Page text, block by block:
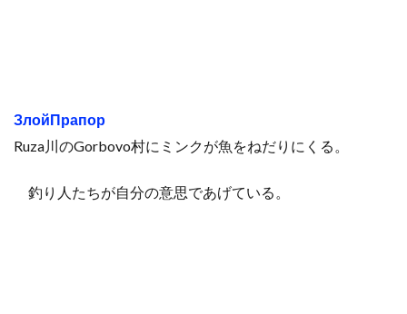
ЗлойПрапор
Ruza川のGorbovo村にミンクが魚をねだりにくる。
釣り人たちが自分の意思であげている。